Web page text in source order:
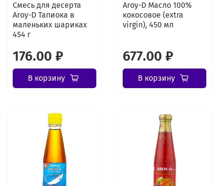
Смесь для десерта
Aroy-D Тапиока в
маленьких шариках
454 г
176.00 ₽
В корзину
Aroy-D Масло 100%
кокосовое (extra
virgin), 450 мл
677.00 ₽
В корзину